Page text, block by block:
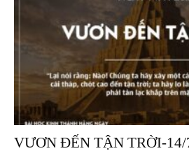
VƯƠN ĐẾN TẬN TRỜI-14/